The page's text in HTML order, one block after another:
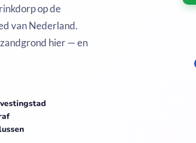
op de
van Nederland.
hier — en